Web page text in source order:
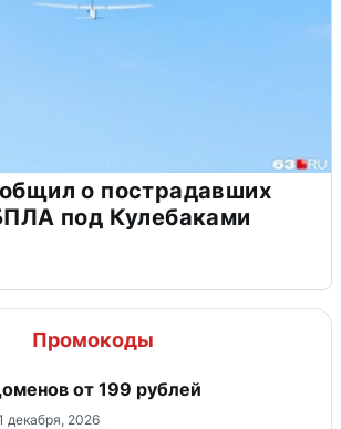
о пострадавших
под Кулебаками
Промокоды
от 199 рублей
декабря, 2026